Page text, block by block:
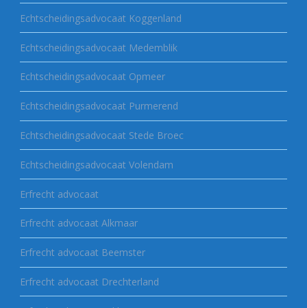
Echtscheidingsadvocaat Koggenland
Echtscheidingsadvocaat Medemblik
Echtscheidingsadvocaat Opmeer
Echtscheidingsadvocaat Purmerend
Echtscheidingsadvocaat Stede Broec
Echtscheidingsadvocaat Volendam
Erfrecht advocaat
Erfrecht advocaat Alkmaar
Erfrecht advocaat Beemster
Erfrecht advocaat Drechterland